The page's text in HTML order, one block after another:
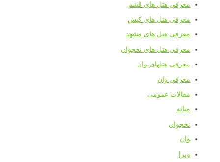
معرفی هتل های قشم
معرفی هتل های کیش
معرفی هتل های مشهد
معرفی هتل های نخجوان
معرفی هتلهای وان
معرفی وان
مقالات عمومی
میانه
نخجوان
وان
ویزا